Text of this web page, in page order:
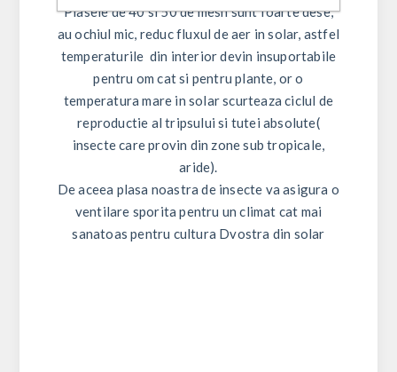
Plasele de 40 si 50 de mesh sunt foarte dese,
au ochiul mic, reduc fluxul de aer in solar, astfel
temperaturile din interior devin insuportabile
pentru om cat si pentru plante, or o
temperatura mare in solar scurteaza ciclul de
reproductie al tripsului si tutei absolute(
insecte care provin din zone sub tropicale,
aride).
De aceea plasa noastra de insecte va asigura o
ventilare sporita pentru un climat cat mai
sanatoas pentru cultura Dvostra din solar